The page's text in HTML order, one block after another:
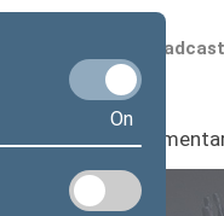
On
Scheduled
Seimas I